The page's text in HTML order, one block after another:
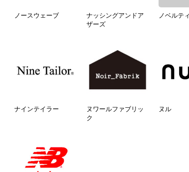
ノースウェーブ
ナッシングアンドア
ザーズ
ノベルテ
ナインテイラー
ヌワールファブリッ
ク
ヌル